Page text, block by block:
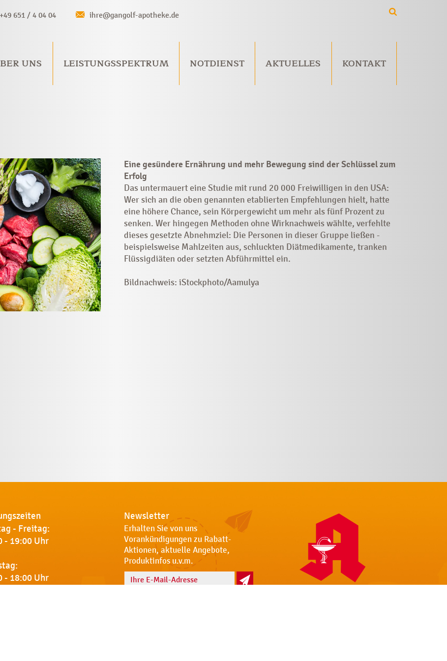
651 / 4 04 04 ihre@gangolf-apotheke.de
UNS LEISTUNGSSPEKTRUM NOTDIENST AKTUELLES KONTAKT
Eine gesündere Ernährung und mehr Bewegung sind der Schlüssel zum
Erfolg
Das untermauert eine Studie mit rund 20 000 Freiwilligen in den USA:
Wer sich an die oben genannten etablierten Empfehlungen hielt, hatte
eine höhere Chance, sein Körpergewicht um mehr als fünf Prozent zu
senken. Wer hingegen Methoden ohne Wirknachweis wählte, verfehlte
dieses gesetzte Abnehmziel: Die Personen in dieser Gruppe ließen ­
beispielsweise Mahlzeiten aus, schluckten Diätmedikamente, tranken
Flüssigdiäten oder setzten Abführmittel ein.
Bildnachweis: iStockphoto/Aamulya
- Freitag:
- 19:00 Uhr
- 18:00 Uhr
Newsletter
Erhalten Sie von uns
Vorankündigungen zu Rabatt-
Aktionen, aktuelle Angebote,
Produktinfos u.v.m.
Name